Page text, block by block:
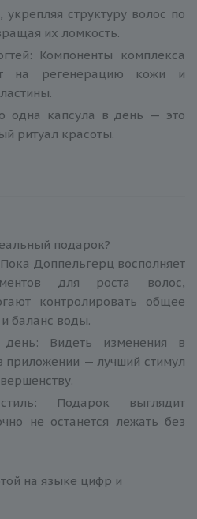
структуру волос по
их ломкость.
Компоненты комплекса
на регенерацию кожи и
одна капсула в день — это
ритуал красоты.
подарок?
Доппельгерц восполняет
для роста волос,
контролировать общее
баланс воды.
Видеть изменения в
приложении — лучший стимул
Подарок выглядит
не останется лежать без
на языке цифр и